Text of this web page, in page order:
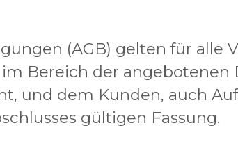
(AGB) gelten für alle
Bereich der angebotenen
und dem Kunden, auch
gültigen Fassung.